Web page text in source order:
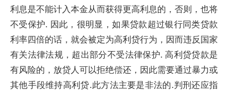
利息是不能计入本金从而获得更高利息的，否则，也将
不受保护. 因此，很明显，如果贷款超过银行同类贷款
利率四倍的话，就会被定为高利贷行为，因而违反国家
有关法律法规，超出部分不受法律保护. 高利贷贷款是
有风险的，放贷人可以拒绝偿还，因此需要通过暴力或
其他手段维持高利贷.此方法主要是非法的.判刑还应指